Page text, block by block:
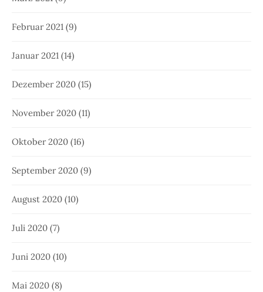
Februar 2021 (9)
Januar 2021 (14)
Dezember 2020 (15)
November 2020 (11)
Oktober 2020 (16)
September 2020 (9)
August 2020 (10)
Juli 2020 (7)
Juni 2020 (10)
Mai 2020 (8)